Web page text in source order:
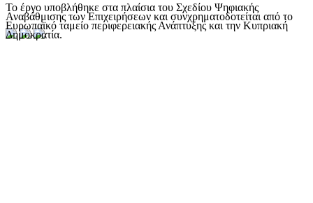
Το έργο υποβλήθηκε στα πλαίσια του Σχεδίου Ψηφιακής
Αναβάθμισης των Επιχειρήσεων και συνχρηματοδοτείται από το
Ευρωπαϊκό ταμείο περιφερειακής Ανάπτυξης και την Κυπριακή
Δημοκρατία.